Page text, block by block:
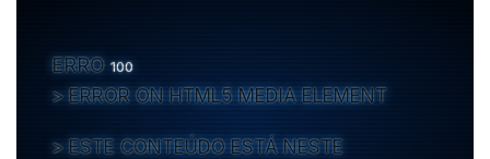
ERRO100
ERROR ON HTML5 MEDIA ELEMENT
ESTE CONTEÚDO ESTÁ NESTE